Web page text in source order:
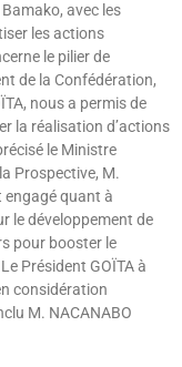
avec les
les actions
le pilier de
de la Confédération,
nous a permis de
la réalisation d’actions
le Ministre
Prospective, M.
engagé quant à
le développement de
pour booster le
Président GOÏTA à
considération
M. NACANABO